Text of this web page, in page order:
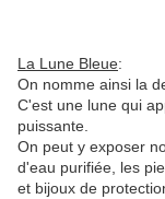
La Lune Bleue:
On nomme ainsi la
C'est une lune qui
puissante.
On peut y exposer
d'eau purifiée, les
et bijoux de